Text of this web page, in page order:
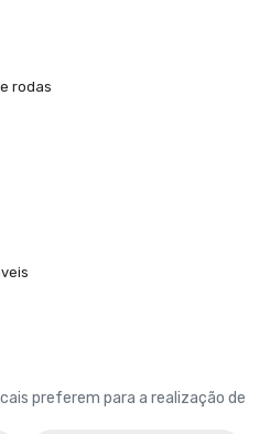
rodas
preferem para a realização de